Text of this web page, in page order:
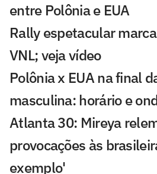
entre Polônia e EUA
Rally espetacular
VNL; veja vídeo
Polônia x EUA na final
masculina: horário e
Atlanta 30: Mireya
provocações às
exemplo'